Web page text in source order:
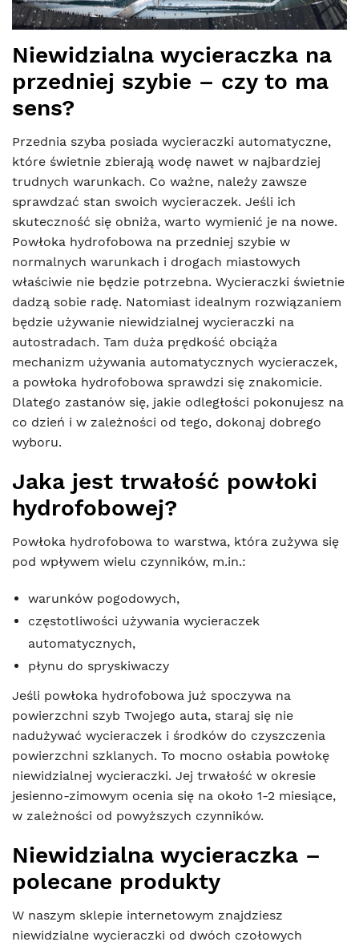
Niewidzialna wycieraczka na
przedniej szybie – czy to ma
sens?
Przednia szyba posiada wycieraczki automatyczne,
które świetnie zbierają wodę nawet w najbardziej
trudnych warunkach. Co ważne, należy zawsze
sprawdzać stan swoich wycieraczek. Jeśli ich
skuteczność się obniża, warto wymienić je na nowe.
Powłoka hydrofobowa na przedniej szybie w
normalnych warunkach i drogach miastowych
właściwie nie będzie potrzebna. Wycieraczki świetnie
dadzą sobie radę. Natomiast idealnym rozwiązaniem
będzie używanie niewidzialnej wycieraczki na
autostradach. Tam duża prędkość obciąża
mechanizm używania automatycznych wycieraczek,
a powłoka hydrofobowa sprawdzi się znakomicie.
Dlatego zastanów się, jakie odległości pokonujesz na
co dzień i w zależności od tego, dokonaj dobrego
wyboru.
Jaka jest trwałość powłoki
hydrofobowej?
Powłoka hydrofobowa to warstwa, która zużywa się
pod wpływem wielu czynników, m.in.:
warunków pogodowych,
częstotliwości używania wycieraczek
automatycznych,
płynu do spryskiwaczy
Jeśli powłoka hydrofobowa już spoczywa na
powierzchni szyb Twojego auta, staraj się nie
nadużywać wycieraczek i środków do czyszczenia
powierzchni szklanych. To mocno osłabia powłokę
niewidzialnej wycieraczki. Jej trwałość w okresie
jesienno-zimowym ocenia się na około 1-2 miesiące,
w zależności od powyższych czynników.
Niewidzialna wycieraczka –
polecane produkty
W naszym sklepie internetowym znajdziesz
niewidzialne wycieraczki od dwóch czołowych